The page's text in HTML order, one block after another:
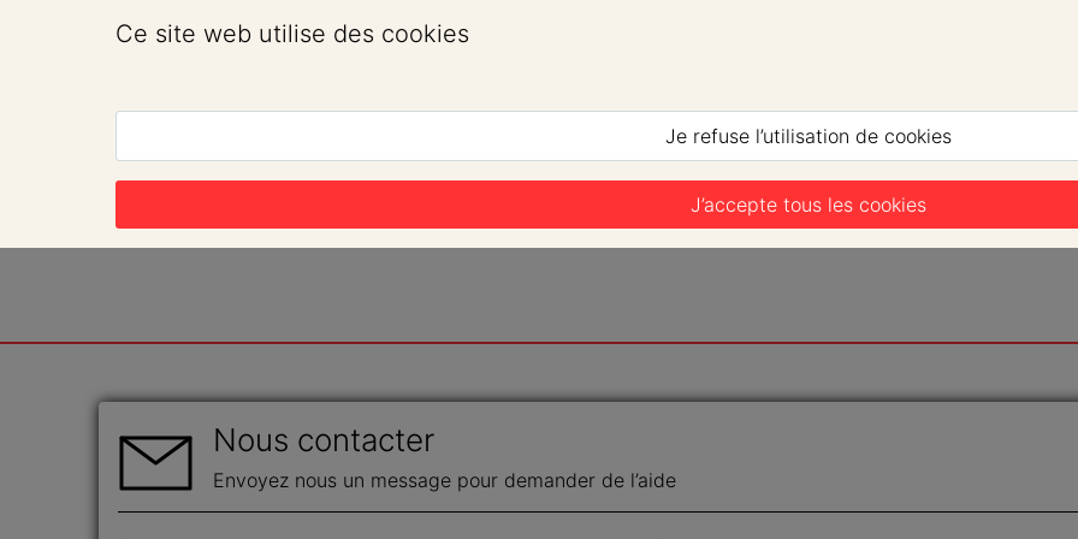
Ce site web utilise des cookies
Je refuse l’utilisation de cookies
J’accepte tous les cookies
Nous contacter
Envoyez nous un message pour demander de l’aide